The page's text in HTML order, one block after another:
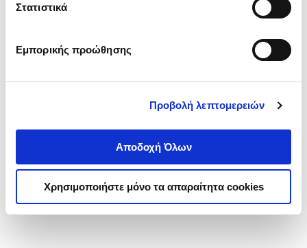
Στατιστικά
Εμπορικής προώθησης
Προβολή λεπτομερειών
Αποδοχή Όλων
Χρησιμοποιήστε μόνο τα απαραίτητα cookies